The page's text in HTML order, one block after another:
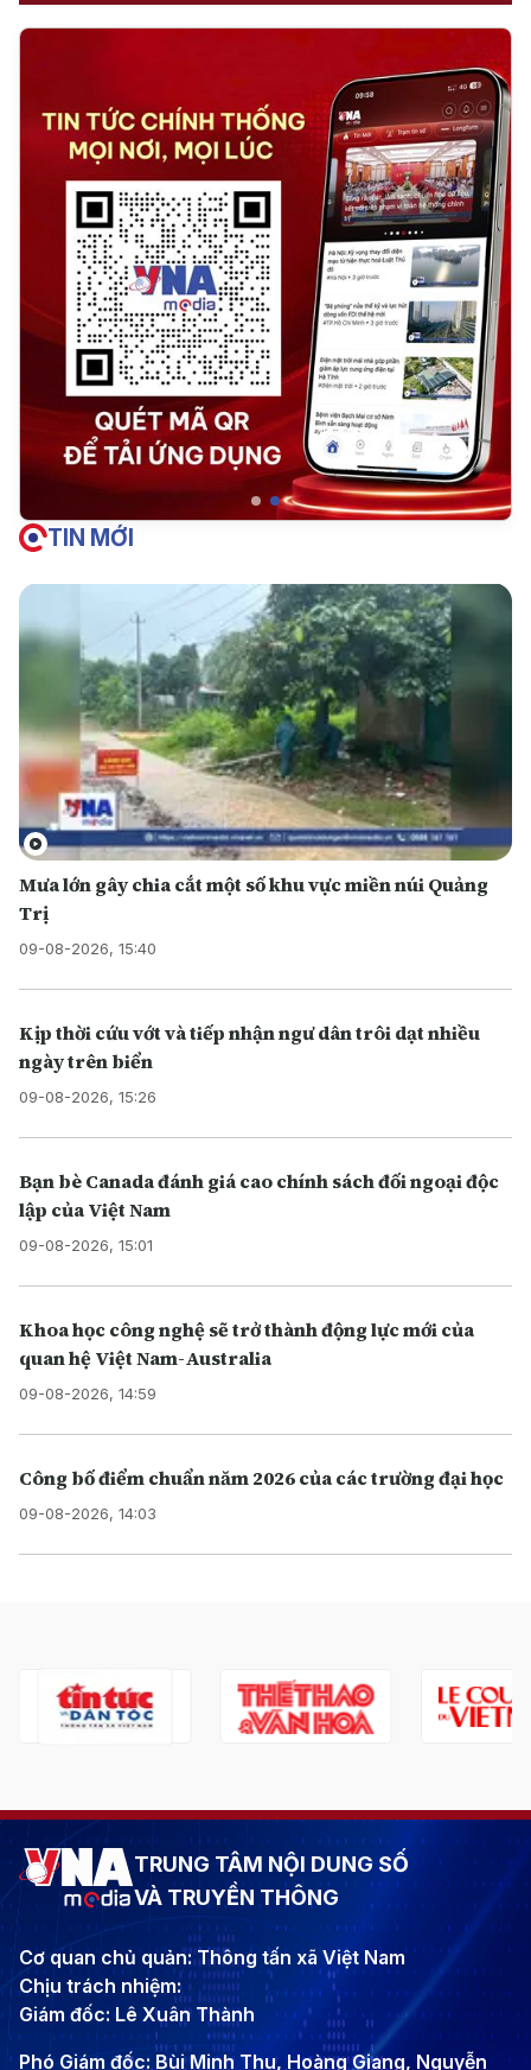
TIN MỚI
Mưa lớn gây chia cắt một số khu vực miền núi Quảng
Trị
09-08-2026, 15:40
Kịp thời cứu vớt và tiếp nhận ngư dân trôi dạt nhiều
ngày trên biển
09-08-2026, 15:26
Bạn bè Canada đánh giá cao chính sách đối ngoại độc
lập của Việt Nam
09-08-2026, 15:01
Khoa học công nghệ sẽ trở thành động lực mới của
quan hệ Việt Nam-Australia
09-08-2026, 14:59
Công bố điểm chuẩn năm 2026 của các trường đại học
09-08-2026, 14:03
TRUNG TÂM NỘI DUNG SỐ
VÀ TRUYỀN THÔNG
Cơ quan chủ quản: Thông tấn xã Việt Nam
Chịu trách nhiệm:
Giám đốc: Lê Xuân Thành
Phó Giám đốc: Bùi Minh Thu, Hoàng Giang, Nguyễn